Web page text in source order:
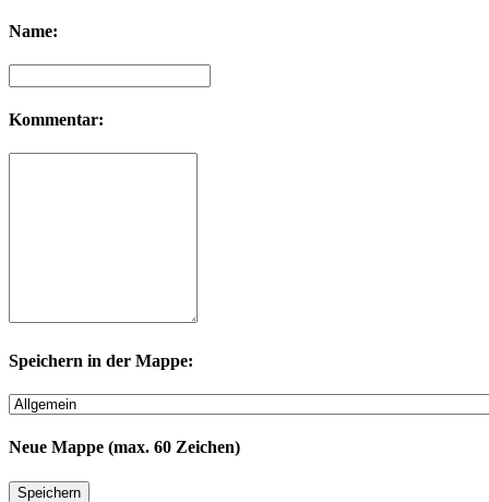
Name:
Kommentar:
Speichern in der Mappe:
Neue Mappe (max. 60 Zeichen)
Speichern